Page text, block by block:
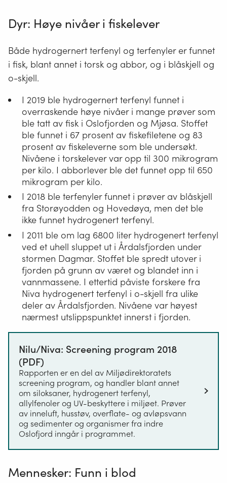
avløpsnett,
og
utslippsanordning.
Dyr: Høye nivåer i fiskelever
Både hydrogernert terfenyl og terfenyler er funnet
i fisk, blant annet i torsk og abbor, og i blåskjell og
o-skjell.
I 2019 ble hydrogernert terfenyl funnet i
overraskende høye nivåer i mange prøver som
ble tatt av fisk i Oslofjorden og Mjøsa. Stoffet
ble funnet i 67 prosent av fiskefiletene og 83
prosent av fiskeleverne som ble undersøkt.
Nivåene i torskelever var opp til 300 mikrogram
per kilo. I abborlever ble det funnet opp til 650
mikrogram per kilo.
I 2018 ble terfenyler funnet i prøver av blåskjell
fra Storøyodden og Hovedøya, men det ble
ikke funnet hydrogenert terfenyl.
I 2011 ble om lag 6800 liter hydrogenert terfenyl
ved et uhell sluppet ut i Årdalsfjorden under
stormen Dagmar. Stoffet ble spredt utover i
fjorden på grunn av været og blandet inn i
vannmassene. I ettertid påviste forskere fra
Niva hydrogenert terfenyl i o-skjell fra ulike
deler av Årdalsfjorden. Nivåene var høyest
nærmest utslippspunktet innerst i fjorden.
Nilu/Niva: Screening program 2018
(PDF)
Rapporten er en del av Miljødirektoratets
screening program, og handler blant annet
om siloksaner, hydrogenert terfenyl,
allylfenoler og UV-beskyttere i miljøet. Prøver
av inneluft, husstøv, overflate- og avløpsvann
og sedimenter og organismer fra indre
Oslofjord inngår i programmet.
Mennesker: Funn i blod